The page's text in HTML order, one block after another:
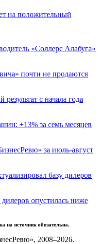
на положительный
«Соллерс Алабуга»
почти не продаются
с начала года
+13% за семь месяцев
за июль-август
базу дилеров
опустилась ниже
на источник обязательна.
2008–2026.